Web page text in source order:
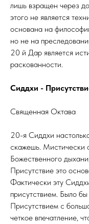
лишь взращен через
этого не является
основана на
но не на
20 й Дар является
раскованности.
Сиддхи -
Священная Октава
20-я Сиддхи
скажешь. Мистически
Божественного
Присутствие это
Фактически эту
присутствием. Было
Присутствием с
четкое впечатление,